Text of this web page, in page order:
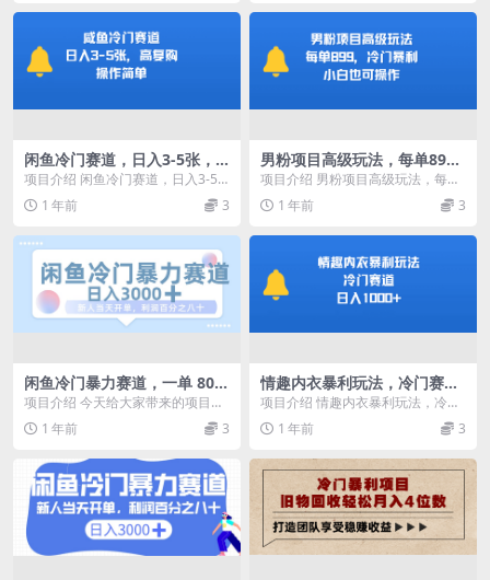
闲鱼冷门赛道，日入3-5张，
高复购，操作简单
项目介绍 闲鱼冷门赛道，日入3-5
张，高复购，操作简单 情感需求一
直在，而且市场...
1 年前 3
男粉项目高级玩法，每单89
9，冷门暴利，小白也可操作
项目介绍 男粉项目高级玩法，每单
899，冷门暴利，小白也可操作 男
粉项目大家都比...
1 年前 3
闲鱼冷门暴力赛道，一单 80%
利润，新人轻松日入 1000+
项目介绍 今天给大家带来的项目是
《闲鱼冷门暴力赛道，一单 80%利
润，新人轻松日...
1 年前 3
情趣内衣暴利玩法，冷门赛
道，日入1000+
项目介绍 情趣内衣暴利玩法，冷门
赛道，日入1000+ 成人用品这个赛
道一直非常火...
1 年前 3